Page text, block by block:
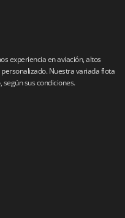
experiencia en aviación, altos
Nuestra variada flota
sus condiciones.